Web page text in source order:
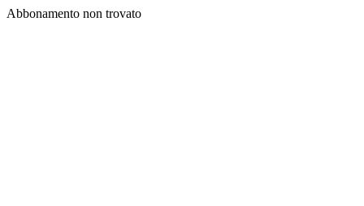
Abbonamento non trovato